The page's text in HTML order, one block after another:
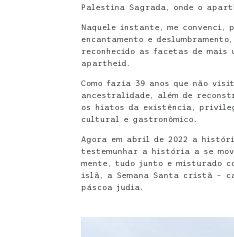
Palestina Sagrada, onde o
Naquele instante, me convenci,
encantamento e
reconhecido as facetas de mais
apartheid.
Como fazia 39 anos que não
ancestralidade, além de
os hiatos da existência,
cultural e gastronômico.
Agora em abril de 2022 a
testemunhar a história a se
mente, tudo junto e misturado
islã, a Semana Santa cristã –
páscoa judia.